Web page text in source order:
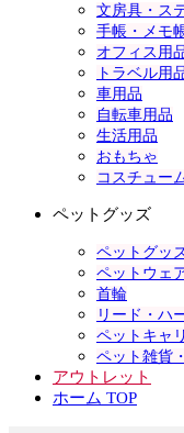
文房具・ス
手帳・メモ
オフィス用
トラベル用
車用品
自転車用品
生活用品
おもちゃ
コスチュー
ペットグッズ
ペットグッ
ペットウェ
首輪
リード・ハ
ペットキャ
ペット雑貨
アウトレット
ホーム TOP